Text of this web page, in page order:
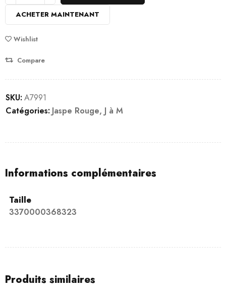
ACHETER MAINTENANT
Wishlist
Compare
SKU: A7991
Catégories: Jaspe Rouge, J à M
Informations complémentaires
Taille
3370000368323
Produits similaires